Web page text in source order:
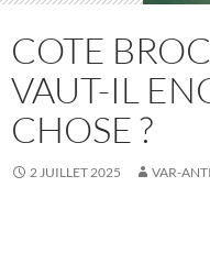
COTE
VAUT-IL
CHOSE ?
2 JUILLET 2025 VAR-